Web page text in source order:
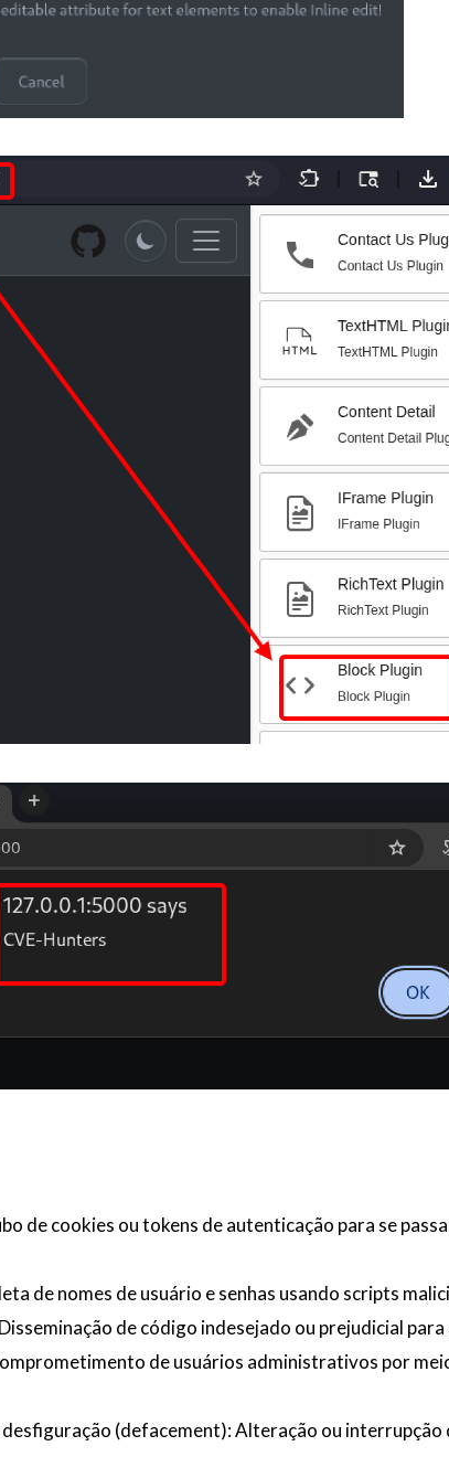
de cookies ou tokens de autenticação para se
de nomes de usuário e senhas usando scripts
de código indesejado ou prejudicial para
de usuários administrativos por
(defacement): Alteração ou interrupção